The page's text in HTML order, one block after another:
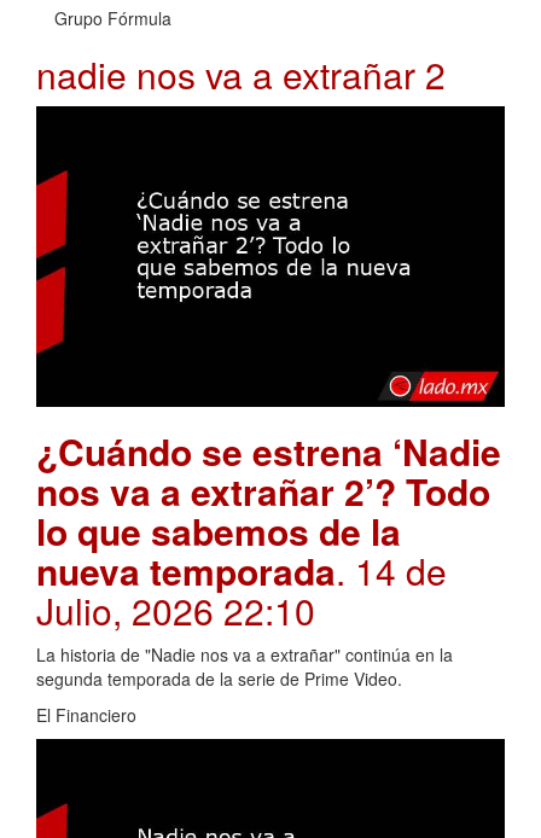
Grupo Fórmula
nadie nos va a extrañar 2
¿Cuándo se estrena ‘Nadie
nos va a extrañar 2’? Todo
lo que sabemos de la
nueva temporada. 14 de
Julio, 2026 22:10
La historia de "Nadie nos va a extrañar" continúa en la
segunda temporada de la serie de Prime Video.
El Financiero